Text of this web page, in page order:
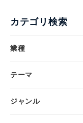
カテゴリ検索
業種
テーマ
ジャンル